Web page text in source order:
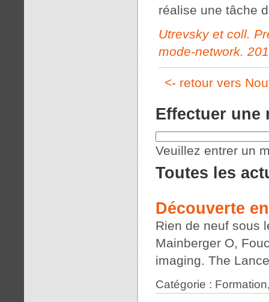
réalise une tâche
Utrevsky et coll.
mode-network.
<- retour vers
Effectuer une
Veuillez entrer un
Toutes les
Découverte
Rien de neuf sous
Mainberger O,
imaging. The
Catégorie :